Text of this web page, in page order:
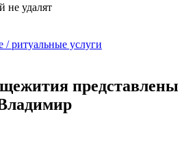
не удалят
ритуальные услуги
представлены